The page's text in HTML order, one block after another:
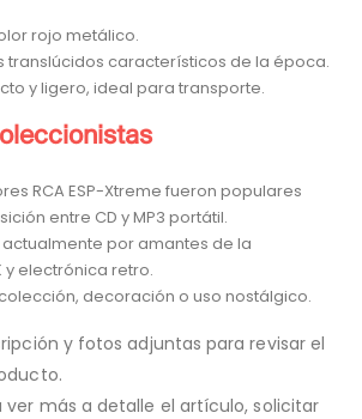
rojo metálico.
translúcidos característicos de la época.
y ligero, ideal para transporte.
RCA ESP-Xtreme fueron populares
entre CD y MP3 portátil.
por amantes de la
y electrónica retro.
decoración o uso nostálgico.
y fotos adjuntas para revisar el
ver más a detalle el artículo, solicitar